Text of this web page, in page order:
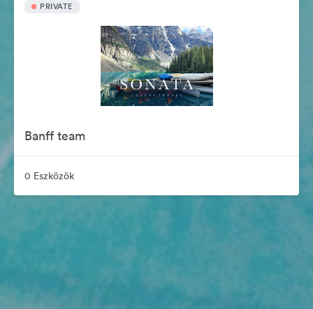
PRIVATE
Banff team
0 Eszközök